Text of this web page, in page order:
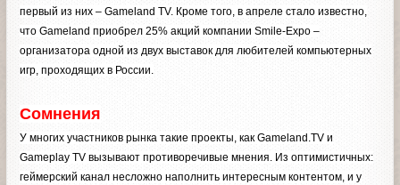
первый из них – Gameland TV. Кроме того, в апреле стало известно,
что Gameland приобрел 25% акций компании Smile-Expo –
организатора одной из двух выставок для любителей компьютерных
игр, проходящих в России.
Сомнения
У многих участников рынка такие проекты, как Gameland.TV и
Gameplay TV вызывают противоречивые мнения. Из оптимистичных:
геймерский канал несложно наполнить интересным контентом, и у